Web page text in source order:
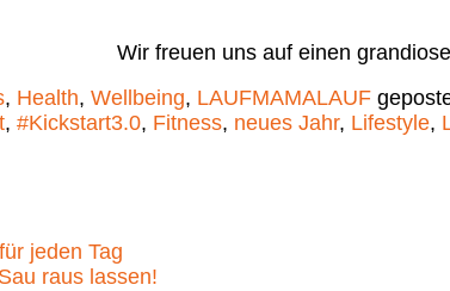
Wir freuen uns auf einen
, Health, Wellbeing, LAUFMAMALAUF
, #Kickstart3.0, Fitness, neues Jahr, Lifestyle,
jeden Tag
raus lassen!